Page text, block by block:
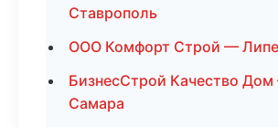
Ставрополь
ООО Комфорт Строй —
БизнесСтрой Качество
Самара